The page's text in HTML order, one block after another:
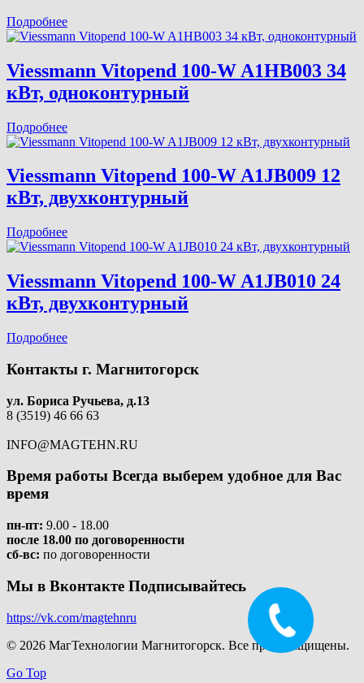
Подробнее
Viessmann Vitopend 100-W A1HB003 34
кВт, одноконтурный
Подробнее
Viessmann Vitopend 100-W A1JB009 12
кВт, двухконтурный
Подробнее
Viessmann Vitopend 100-W A1JB010 24
кВт, двухконтурный
Подробнее
Контакты г. Магнитогорск
ул. Бориса Ручьева, д.13
8 (3519) 46 66 63
INFO@MAGTEHN.RU
Время работы Всегда выберем удобное для Вас
время
пн-пт: 9.00 - 18.00
после 18.00 по договоренности
сб-вс: по договоренности
Мы в Вконтакте Подписывайтесь
https://vk.com/magtehnru
© 2026 МагТехнологии Магнитогорск. Все права защищены.
Go Top